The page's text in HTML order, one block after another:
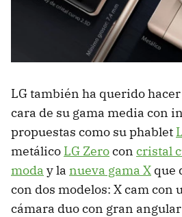
LG también ha querido
cara de su gama media con
propuestas como su phablet
metálico LG Zerocon cristal
moda y la nueva gama X que
con dos modelos: X cam con
cámara duo con gran